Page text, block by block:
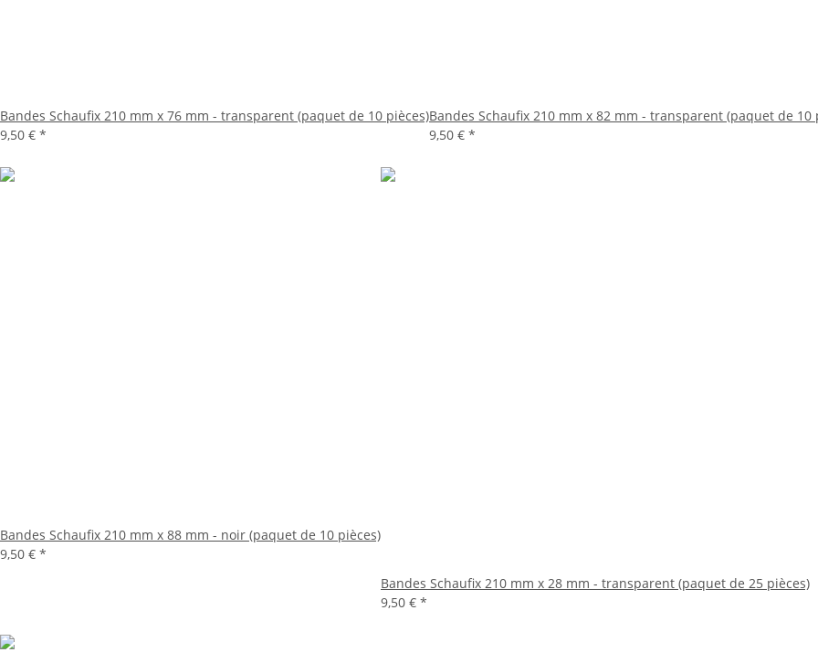
Bandes Schaufix 210 mm x 76 mm - transparent (paquet de 10 pièces)
9,50 € *
Bandes Schaufix 210 mm x 82 mm - transparent (paquet de 10
9,50 € *
Bandes Schaufix 210 mm x 88 mm - noir (paquet de 10 pièces)
9,50 € *
Bandes Schaufix 210 mm x 28 mm - transparent (paquet de 25 pièces)
9,50 € *